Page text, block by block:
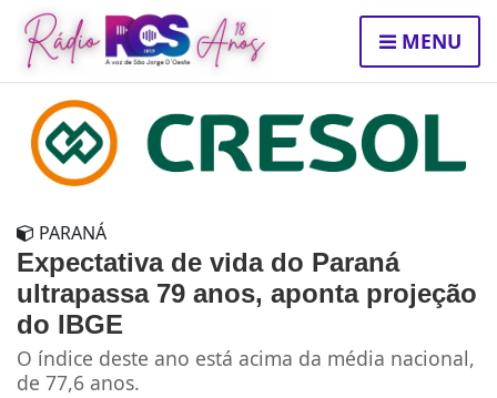
MENU
PARANÁ
Expectativa de vida do Paraná
ultrapassa 79 anos, aponta projeção
do IBGE
O índice deste ano está acima da média nacional,
de 77,6 anos.